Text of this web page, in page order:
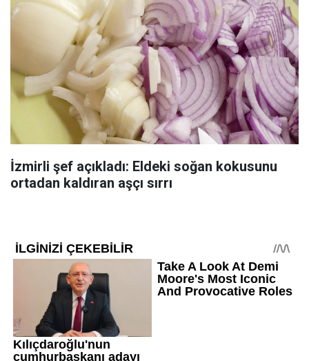
İzmirli şef açıkladı: Eldeki soğan kokusunu
ortadan kaldıran aşçı sırrı